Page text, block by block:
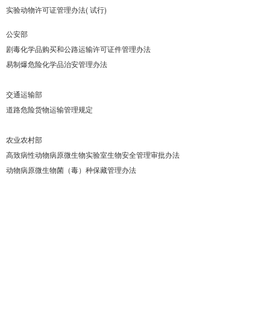
实验动物许可证管理办法( 试行)
公安部
剧毒化学品购买和公路运输许可证件管理办法
易制爆危险化学品治安管理办法
交通运输部
道路危险货物运输管理规定
农业农村部
高致病性动物病原微生物实验室生物安全管理审批办法
动物病原微生物菌（毒）种保藏管理办法